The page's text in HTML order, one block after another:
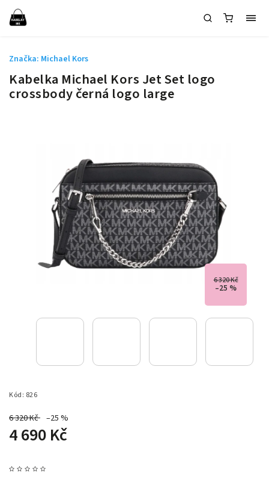
Kabelka Michael Kors Jet Set logo
crossbody černá logo large
6 320 Kč
–25 %
Kód: 826
6 320 Kč –25 %
4 690 Kč
Značka: Michael Kors